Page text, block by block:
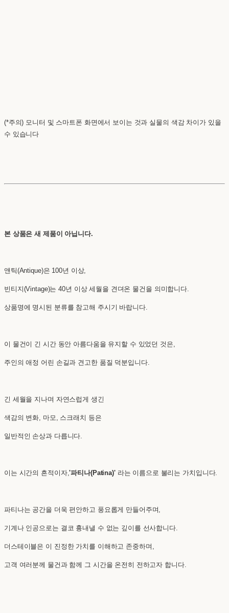
(*주의) 모니터 및 스마트폰 화면에서 보이는 것과 실물의 색감 차이가 있을
수 있습니다
본 상품은 새 제품이 아닙니다.
앤틱(Antique)은 100년 이상,
빈티지(Vintage)는 40년 이상 세월을 견뎌온 물건을 의미합니다.
상품명에 명시된 분류를 참고해 주시기 바랍니다.
이 물건이 긴 시간 동안 아름다움을 유지할 수 있었던 것은,
주인의 애정 어린 손길과 견고한 품질 덕분입니다.
긴 세월을 지나며 자연스럽게 생긴
색감의 변화, 마모, 스크래치 등은
일반적인 손상과 다릅니다.
이는 시간의 흔적이자,'파티나(Patina)'라는 이름으로 불리는 가치입니다.
파티나는 공간을 더욱 편안하고 풍요롭게 만들어주며,
기계나 인공으로는 결코 흉내낼 수 없는 깊이를 선사합니다.
더스테이블은 이 진정한 가치를 이해하고 존중하며,
고객 여러분께 물건과 함께 그 시간을 온전히 전하고자 합니다.